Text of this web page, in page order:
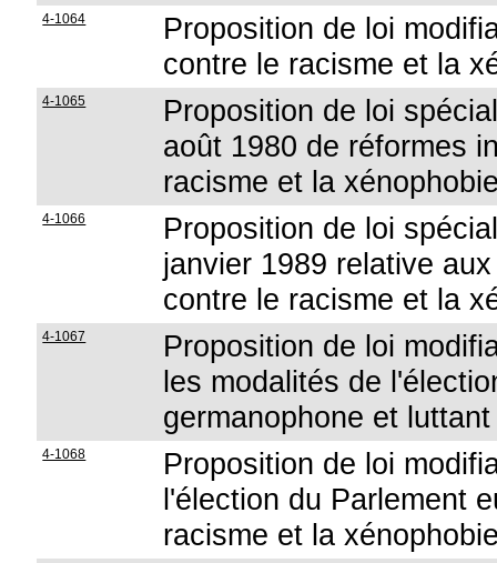
4-1064
Proposition de loi
contre le racisme et la
4-1065
Proposition de loi
août 1980 de réformes
racisme et la
4-1066
Proposition de loi
janvier 1989 relative
contre le racisme et la
4-1067
Proposition de loi
les modalités de
germanophone et
4-1068
Proposition de loi
l'élection du Parlement
racisme et la